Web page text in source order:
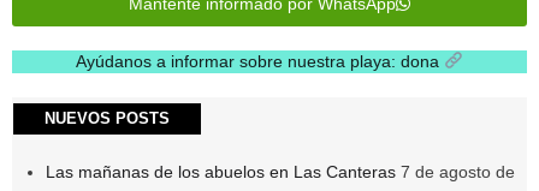
Ayúdanos a informar sobre nuestra playa: dona
NUEVOS POSTS
.
Las mañanas de los abuelos en Las Canteras 7 de agosto de